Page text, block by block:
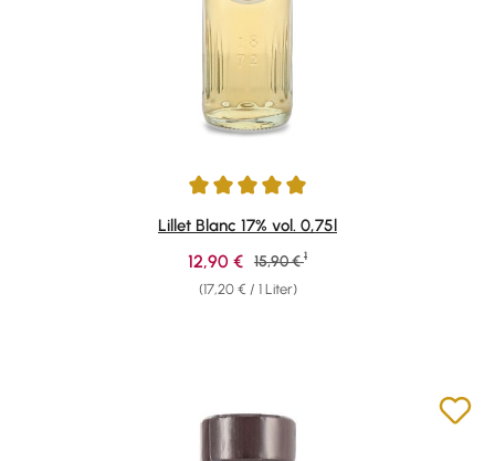
Durchschnittliche Bewertung von 5 von 5 Sternen
Lillet Blanc 17% vol. 0,75l
(17,20 € / 1 Liter)
Verkaufspreis:
12,90 € Regulärer Preis:
15,90 € 1